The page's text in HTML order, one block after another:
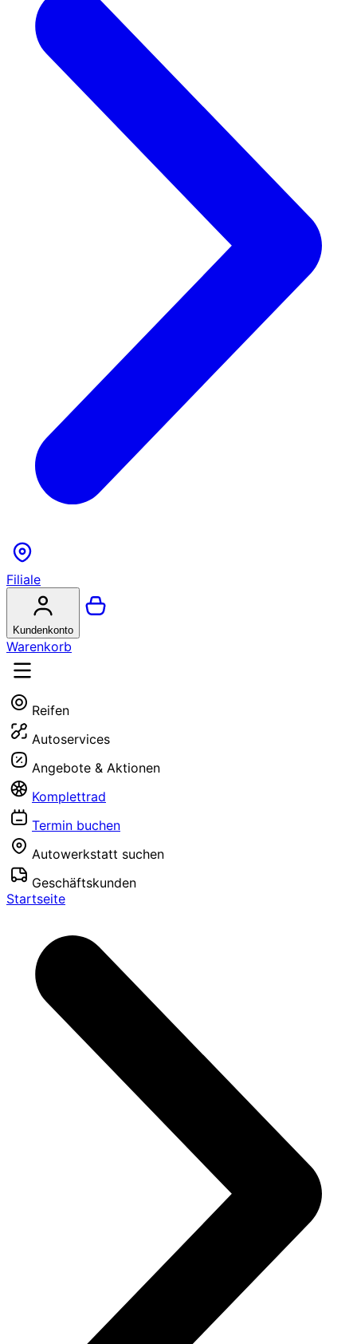
Filiale
Kundenkonto
Warenkorb
Reifen
Autoservices
Angebote & Aktionen
Komplettrad
Termin buchen
Autowerkstatt suchen
Geschäftskunden
Startseite